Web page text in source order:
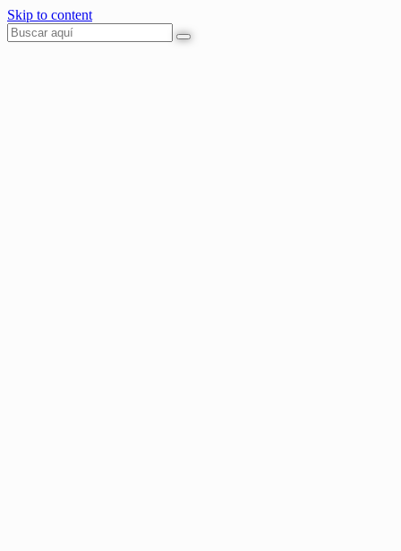
Skip to content